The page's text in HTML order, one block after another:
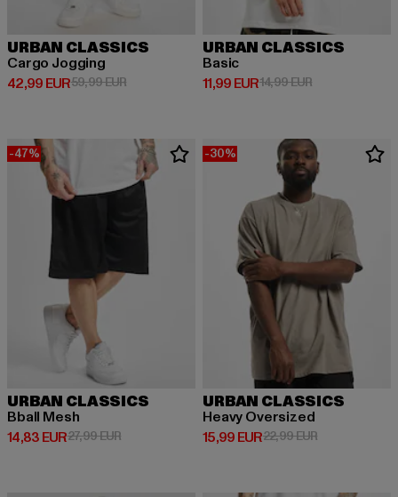
URBAN CLASSICS
Cargo Jogging
42,99 EUR
Derzeitiger Preis: 42,99 EUR
59,99 EURAktionspreis: 59,99 EUR
URBAN CLASSICS
Basic
11,99 EUR
Derzeitiger Preis: 11,99 EUR
14,99 EURAktionspreis:
-47%
URBAN CLASSICS
Bball Mesh
14,83 EUR
Derzeitiger Preis: 14,83 EUR
27,99 EURAktionspreis: 27,99 EUR
-30%
URBAN CLASSICS
Heavy Oversized
15,99 EUR
Derzeitiger Preis: 15,99 EUR
22,99 EURAktionspreis: